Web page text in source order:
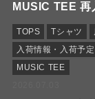
MUSIC TEE 再
TOPS Tシャツ
入荷情報・入荷予定
MUSIC TEE